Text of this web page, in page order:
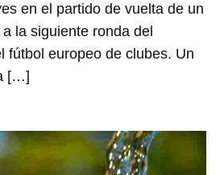
en el partido de vuelta de un
a la siguiente ronda del
fútbol europeo de clubes. Un
[…]